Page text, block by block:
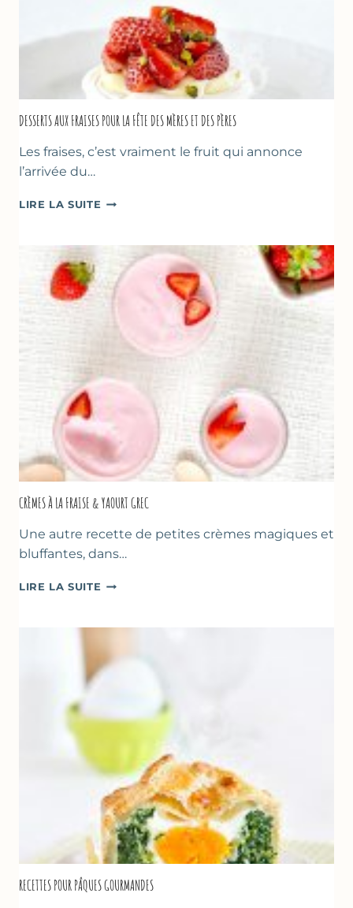
DESSERTS AUX FRAISES POUR LA FÊTE DES MÈRES ET DES PÈRES
Les fraises, c’est vraiment le fruit qui annonce
l’arrivée du…
LIRE LA SUITE DESSERTS
POUR
FÊTE
DES
CRÈMES À LA FRAISE & YAOURT GREC
Une autre recette de petites crèmes magiques et
bluffantes, dans…
LIRE LA SUITE CRÈMES
FRAISE
YAOURT
GREC
RECETTES POUR PÂQUES GOURMANDES